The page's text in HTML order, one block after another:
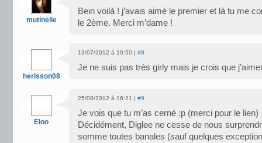
mutinelle
Bein voilà ! j’avais aimé le premier et là tu me
le 2ème. Merci m’dame !
herisson08
13/07/2012 à 10:50 | #8
Je ne suis pas très girly mais je crois que
Eloo
25/08/2012 à 16:21 | #9
Je vois que tu m’as cerné :p (merci pour le lien)
Décidément, Diglee ne cesse de nous
somme toutes banales (sauf quelques